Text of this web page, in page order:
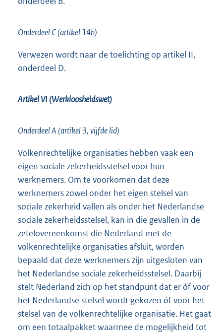
Onderdeel C (artikel 14h)
Verwezen wordt naar de toelichting op artikel II,
onderdeel D.
Artikel VI (Werkloosheidswet)
Onderdeel A (artikel 3, vijfde lid)
Volkenrechtelijke organisaties hebben vaak een
eigen sociale zekerheidsstelsel voor hun
werknemers. Om te voorkomen dat deze
werknemers zowel onder het eigen stelsel van
sociale zekerheid vallen als onder het Nederlandse
sociale zekerheidsstelsel, kan in die gevallen in de
zetelovereenkomst die Nederland met de
volkenrechtelijke organisaties afsluit, worden
bepaald dat deze werknemers zijn uitgesloten van
het Nederlandse sociale zekerheidsstelsel. Daarbij
stelt Nederland zich op het standpunt dat er óf voor
het Nederlandse stelsel wordt gekozen óf voor het
stelsel van de volkenrechtelijke organisatie. Het gaat
om een totaalpakket waarmee de mogelijkheid tot